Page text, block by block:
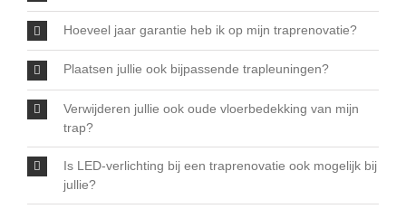
Hoeveel jaar garantie heb ik op mijn traprenovatie?
Plaatsen jullie ook bijpassende trapleuningen?
Verwijderen jullie ook oude vloerbedekking van mijn
trap?
Is LED-verlichting bij een traprenovatie ook mogelijk bij
jullie?